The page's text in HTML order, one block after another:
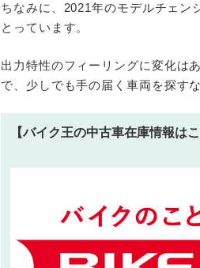
ちなみに、2021年のモデルチェン
とっています。
出力特性のフィーリングに変化は
で、少しでも手の届く車両を探す
【バイク王の中古車在庫情報はこ